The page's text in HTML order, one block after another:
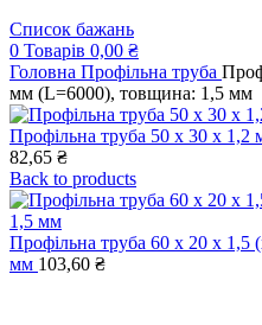
Список бажань
0 Товарів 0,00 ₴
Головна Профільна труба
мм (L=6000), товщина: 1,5 мм
Профільна труба 50 x 30 x
82,65 ₴
Back to products
Профільна труба 60 x 20 x
мм 103,60 ₴